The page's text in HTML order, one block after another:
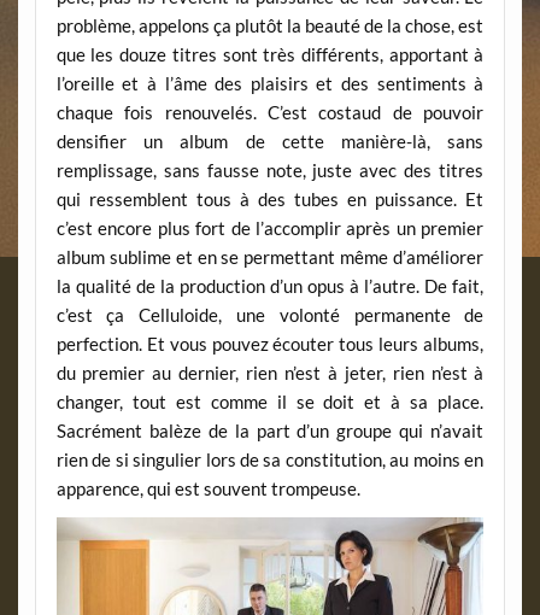
problème, appelons ça plutôt la beauté de la chose, est
que les douze titres sont très différents, apportant à
l’oreille et à l’âme des plaisirs et des sentiments à
chaque fois renouvelés. C’est costaud de pouvoir
densifier un album de cette manière-là, sans
remplissage, sans fausse note, juste avec des titres
qui ressemblent tous à des tubes en puissance. Et
c’est encore plus fort de l’accomplir après un premier
album sublime et en se permettant même d’améliorer
la qualité de la production d’un opus à l’autre. De fait,
c’est ça Celluloide, une volonté permanente de
perfection. Et vous pouvez écouter tous leurs albums,
du premier au dernier, rien n’est à jeter, rien n’est à
changer, tout est comme il se doit et à sa place.
Sacrément balèze de la part d’un groupe qui n’avait
rien de si singulier lors de sa constitution, au moins en
apparence, qui est souvent trompeuse.